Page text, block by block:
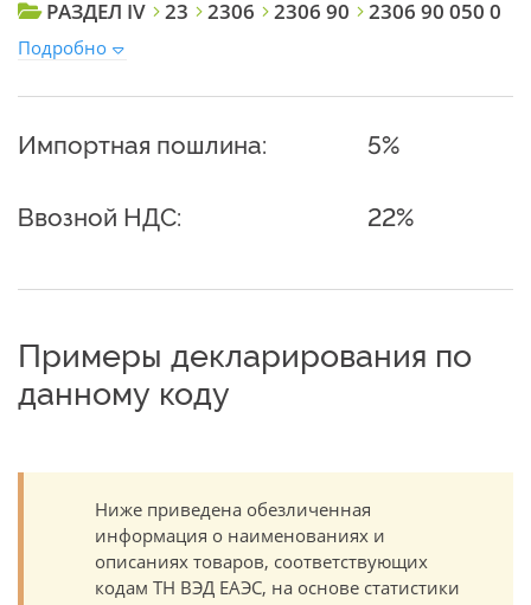
РАЗДЕЛ IV 23 2306 2306 90 2306 90 050 0
Подробно
Импортная пошлина: 5%
Ввозной НДС: 22%
Примеры декларирования по
данному коду
Ниже приведена обезличенная
информация о наименованиях и
описаниях товаров, соответствующих
кодам ТН ВЭД ЕАЭС, на основе статистики